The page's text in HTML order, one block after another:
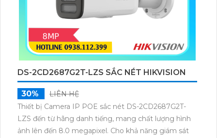
DS-2CD2687G2T-LZS SẮC NÉT HIKVISION
30%
LIÊN HỆ
Thiết bị Camera IP POE sắc nét DS-2CD2687G2T-
LZS đến từ hãng danh tiếng, mang chất lượng hình
ảnh lên đến 8.0 megapixel. Cho khả năng giám sát